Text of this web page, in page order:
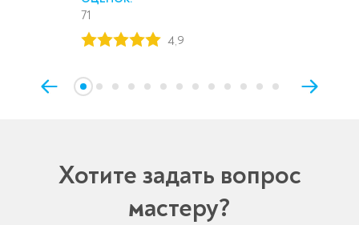
71
4,9
Хотите задать вопрос
мастеру?